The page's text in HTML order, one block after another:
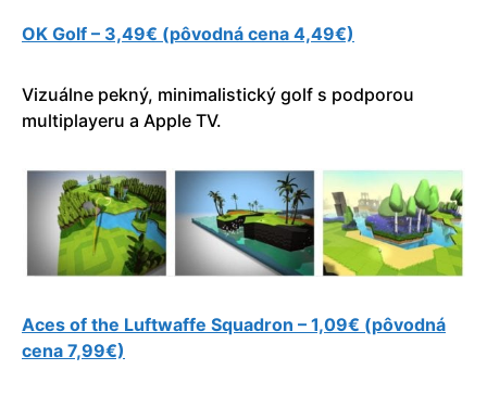
OK Golf – 3,49€ (pôvodná cena 4,49€)
Vizuálne pekný, minimalistický golf s podporou
multiplayeru a Apple TV.
Aces of the Luftwaffe Squadron – 1,09€ (pôvodná
cena 7,99€)